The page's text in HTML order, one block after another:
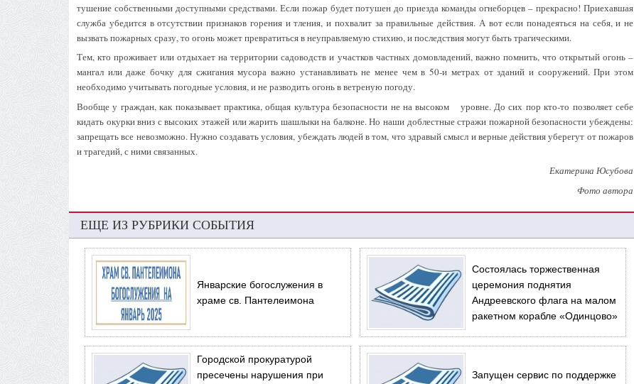
тушение собственными доступными средствами. Если пожар будет потушен до приезда команды огнеборцев – прекрасно! Приехавшая
служба убедится в отсутствии признаков горения и тления, и похвалит за правильные действия. А вот если понадеяться на себя, и не
вызвать пожарных сразу, то огонь может превратиться в неуправляемую стихию, и последствия могут быть трагическими.
Тем, кто проживает или отдыхает на территории садоводств и участков частных домовладений, важно помнить, что открытый огонь –
мангал или даже бочку для сжигания мусора важно устанавливать не менее чем в 50-и метрах от зданий и сооружений. При этом
необходимо учитывать погодные условия, и не разводить огонь в ветреную погоду.
Вообще у граждан, как показывает практика, общая культура безопасности не на высоком уровне. До сих пор кто-то позволяет себе
кидать окурки вниз с высоких этажей или жарить шашлыки на балконе. Но наши доблестные стражи пожарной безопасности убеждены:
запрещать все невозможно. Нужно создавать условия, убеждать людей в том, что здравый смысл и верные действия уберегут от пожаров
и трагедий, с ними связанных.
Екатерина Юсубова
Фото автора
ЕЩЕ ИЗ РУБРИКИ СОБЫТИЯ
Январские богослужения в
храме св. Пантелеимона
Состоялась торжественная
церемония поднятия
Андреевского флага на малом
ракетном корабле «Одинцово»
Городской прокуратурой
пресечены нарушения при
Запущен сервис по поддержке